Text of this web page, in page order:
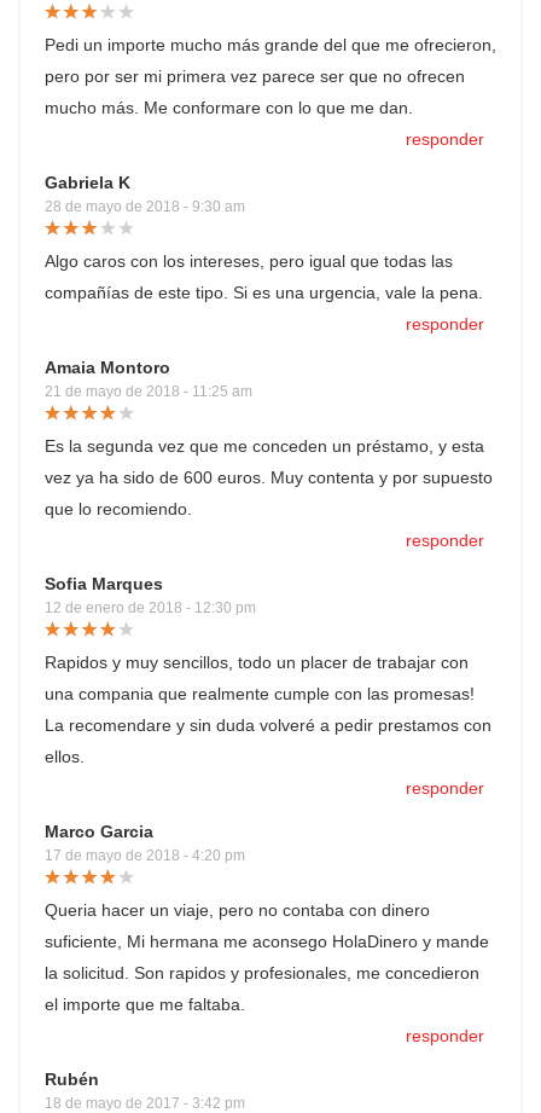
Pedi un importe mucho más grande del que me ofrecieron,
pero por ser mi primera vez parece ser que no ofrecen
mucho más. Me conformare con lo que me dan.
responder
Gabriela K
28 de mayo de 2018 - 9:30 am
Algo caros con los intereses, pero igual que todas las
compañías de este tipo. Si es una urgencia, vale la pena.
responder
Amaia Montoro
21 de mayo de 2018 - 11:25 am
Es la segunda vez que me conceden un préstamo, y esta
vez ya ha sido de 600 euros. Muy contenta y por supuesto
que lo recomiendo.
responder
Sofia Marques
12 de enero de 2018 - 12:30 pm
Rapidos y muy sencillos, todo un placer de trabajar con
una compania que realmente cumple con las promesas!
La recomendare y sin duda volveré a pedir prestamos con
ellos.
responder
Marco Garcia
17 de mayo de 2018 - 4:20 pm
Queria hacer un viaje, pero no contaba con dinero
suficiente, Mi hermana me aconsego HolaDinero y mande
la solicitud. Son rapidos y profesionales, me concedieron
el importe que me faltaba.
responder
Rubén
18 de mayo de 2017 - 3:42 pm